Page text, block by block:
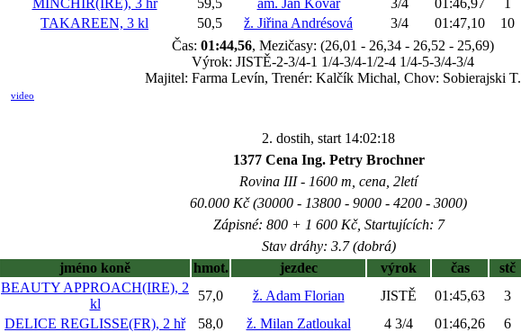
MINCHIR(IRE), 3 hř 59,5 am. Jan Kovář 3/4 01:46,97 1
TAKAREEN, 3 kl 50,5 ž. Jiřina Andrésová 3/4 01:47,10 10
Čas: 01:44,56, Mezičasy: (26,01 - 26,34 - 26,52 - 25,69)
Výrok: JISTĚ-2-3/4-1 1/4-3/4-1/2-4 1/4-5-3/4-3/4
Majitel: Farma Levín, Trenér: Kalčík Michal, Chov: Sobierajski T.
video
2. dostih, start 14:02:18
1377 Cena Ing. Petry Brochner
Rovina III - 1600 m, cena, 2letí
60.000 Kč (30000 - 13800 - 9000 - 4200 - 3000)
Zápisné: 800 + 1 600 Kč, Startujících: 7
Stav dráhy: 3.7 (dobrá)
jméno koně hmot. jezdec výrok čas stč
BEAUTY APPROACH(IRE), 2
kl
57,0 ž. Adam Florian JISTĚ 01:45,63 3
DELICE REGLISSE(FR), 2 hř 58,0 ž. Milan Zatloukal 4 3/4 01:46,26 6